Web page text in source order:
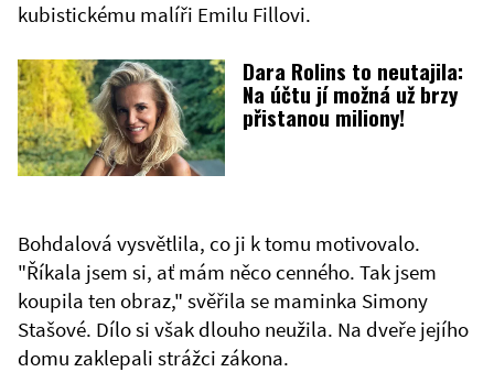
kubistickému malíři Emilu Fillovi.
Dara Rolins to neutajila:
Na účtu jí možná už brzy
přistanou miliony!
Bohdalová vysvětlila, co ji k tomu motivovalo.
"Říkala jsem si, ať mám něco cenného. Tak jsem
koupila ten obraz," svěřila se maminka Simony
Stašové. Dílo si však dlouho neužila. Na dveře jejího
domu zaklepali strážci zákona.